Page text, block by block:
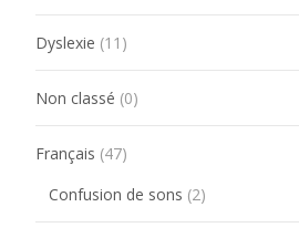
Dyslexie (11)
Non classé (0)
Français (47)
Confusion de sons (2)